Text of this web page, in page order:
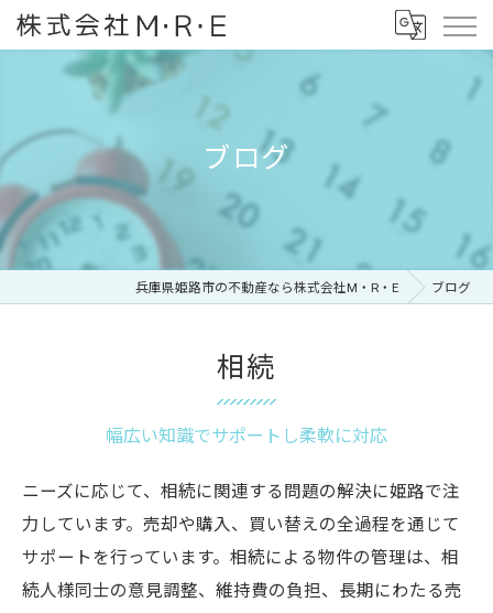
ブログ
兵庫県姫路市の不動産なら株式会社M・R・E ブログ
相続
幅広い知識でサポートし柔軟に対応
ニーズに応じて、相続に関連する問題の解決に姫路で注
力しています。売却や購入、買い替えの全過程を通じて
サポートを行っています。相続による物件の管理は、相
続人様同士の意見調整、維持費の負担、長期にわたる売